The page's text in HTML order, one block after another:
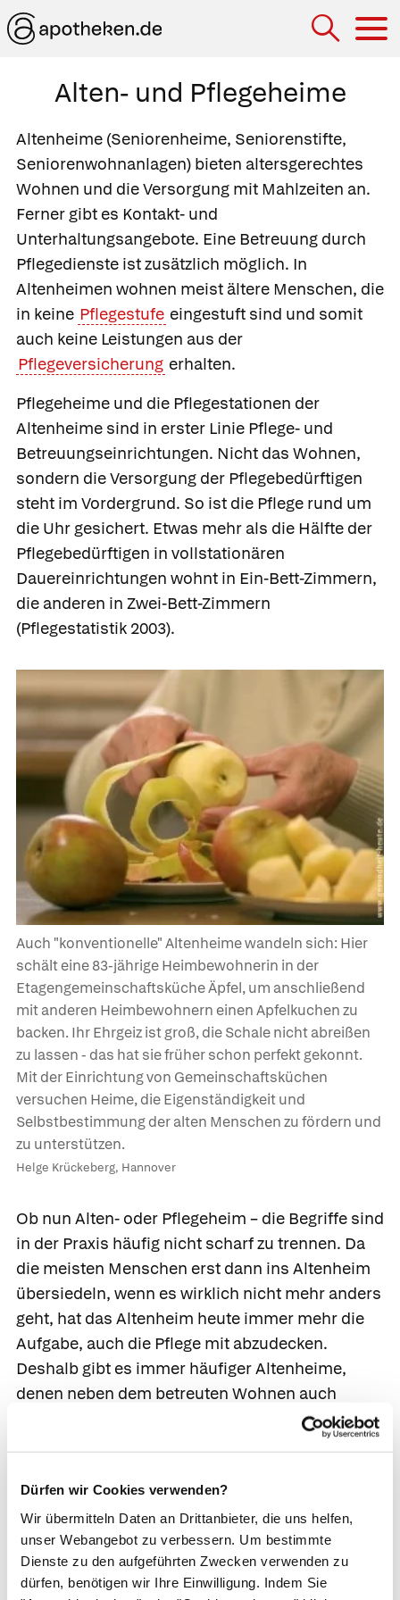
Dürfen wir Cookies verwenden?
Wir übermitteln Daten an Drittanbieter, die uns helfen,
unser Webangebot zu verbessern. Um bestimmte
Dienste zu den aufgeführten Zwecken verwenden zu
dürfen, benötigen wir Ihre Einwilligung. Indem Sie
Alten- und Pflegeheime
Altenheime (Seniorenheime, Seniorenstifte,
Seniorenwohnanlagen) bieten altersgerechtes
Wohnen und die Versorgung mit Mahlzeiten an.
Ferner gibt es Kontakt- und
Unterhaltungsangebote. Eine Betreuung durch
Pflegedienste ist zusätzlich möglich. In
Altenheimen wohnen meist ältere Menschen, die
in keine Pflegestufe eingestuft sind und somit
auch keine Leistungen aus der
Pflegeversicherung erhalten.
Pflegeheime und die Pflegestationen der
Altenheime sind in erster Linie Pflege- und
Betreuungseinrichtungen. Nicht das Wohnen,
sondern die Versorgung der Pflegebedürftigen
steht im Vordergrund. So ist die Pflege rund um
die Uhr gesichert. Etwas mehr als die Hälfte der
Pflegebedürftigen in vollstationären
Dauereinrichtungen wohnt in Ein-Bett-Zimmern,
die anderen in Zwei-Bett-Zimmern
(Pflegestatistik 2003).
Auch "konventionelle" Altenheime wandeln sich: Hier
schält eine 83-jährige Heimbewohnerin in der
Etagengemeinschaftsküche Äpfel, um anschließend
mit anderen Heimbewohnern einen Apfelkuchen zu
backen. Ihr Ehrgeiz ist groß, die Schale nicht abreißen
zu lassen - das hat sie früher schon perfekt gekonnt.
Mit der Einrichtung von Gemeinschaftsküchen
versuchen Heime, die Eigenständigkeit und
Selbstbestimmung der alten Menschen zu fördern und
zu unterstützen.
Helge Krückeberg, Hannover
Ob nun Alten- oder Pflegeheim – die Begriffe sind
in der Praxis häufig nicht scharf zu trennen. Da
die meisten Menschen erst dann ins Altenheim
übersiedeln, wenn es wirklich nicht mehr anders
geht, hat das Altenheim heute immer mehr die
Aufgabe, auch die Pflege mit abzudecken.
Deshalb gibt es immer häufiger Altenheime,
denen neben dem betreuten Wohnen auch
Pflegestationen angeschlossen sind, sodass
Heimbewohner, die pflegebedürftig werden,
umziehen können.
In der Praxis herrschen große Unterschiede im
Betreuungs- und Qualitätsniveau der Heime. Von
hotelähnlichen Luxuseinrichtungen mit